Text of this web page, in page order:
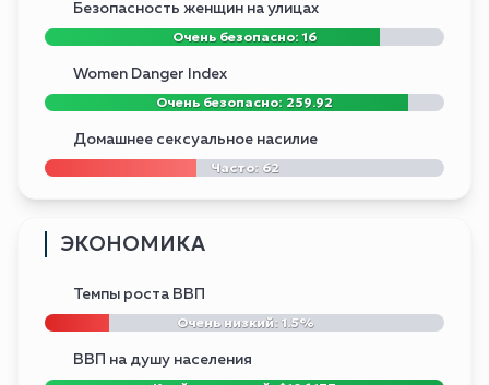
Безопасность женщин на улицах
Очень безопасно: 16
Women Danger Index
Очень безопасно: 259.92
Домашнее сексуальное насилие
Часто: 62
ЭКОНОМИКА
Темпы роста ВВП
Очень низкий: 1.5%
ВВП на душу населения